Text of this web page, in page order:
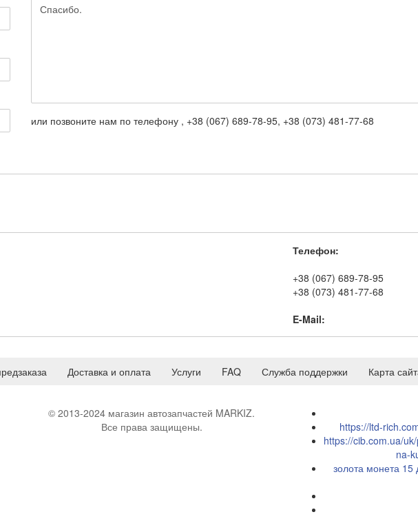
или позвоните нам по телефону , +38 (067) 689-78-95, +38 (073) 481-77-68
Телефон:
+38 (067) 689-78-95
+38 (073) 481-77-68
E-Mail:
Доставка и оплата Услуги FAQ Служба поддержки Карта
© 2013-2024 магазин автозапчастей MARKIZ.
Все права защищены.
https://ltd-
https://cib.com.ua/
na-
золота монета 15